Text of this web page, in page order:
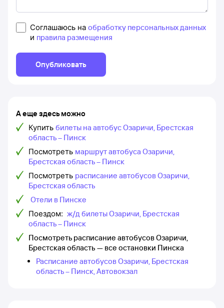
Соглашаюсь на обработку персональных данных
и правила размещения
Опубликовать
А еще здесь можно
Купить билеты на автобус Озаричи, Брестская
область – Пинск
Посмотреть маршрут автобуса Озаричи,
Брестская область – Пинск
Посмотреть расписание автобусов Озаричи,
Брестская область
Отели в Пинске
Поездом: ж/д билеты Озаричи, Брестская
область – Пинск
Посмотреть расписание автобусов Озаричи,
Брестская область — все остановки Пинска
Расписание автобусов Озаричи, Брестская
область – Пинск, Автовокзал